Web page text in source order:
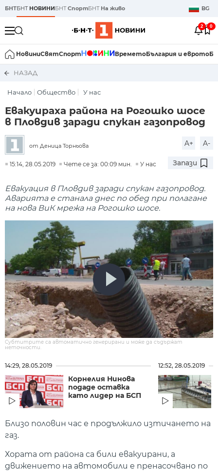
БНТБНТ НОВИНИБНТСпортБНТ На живо BG
2 0
НовиниСвятСпорт ВреметоБългария и еврото
НАЗАД
Начало Общество У нас
Евакуираха района на Рогошко шосе
в Пловдив заради спукан газопровод
от Деница Торньова A+ A-
15:14, 28.05.2019 Чете се за: 00:09 мин. У нас Запази
Евакуация в Пловдив заради спукан газопровод.
Аварията е станала днес по обед при полагане
на нова ВиК мрежа на Рогошко шосе.
Субтитрите са автоматично генерирани и може да съдържат
неточности.
14:29, 28.05.2019
Корнелия Нинова
подаде оставка
като лидер на БСП
12:52, 28.05.2019
Близо половин час е продължило изтичането на
газ.
Хората от района са били евакуирани, а
движението на автомобили е пренасочвано по